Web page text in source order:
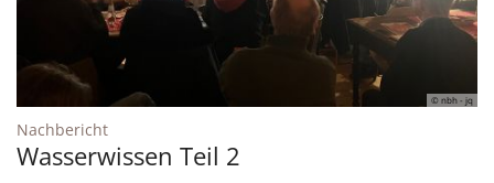
© nbh - jq
Nachbericht:
Wasserwissen Teil 2